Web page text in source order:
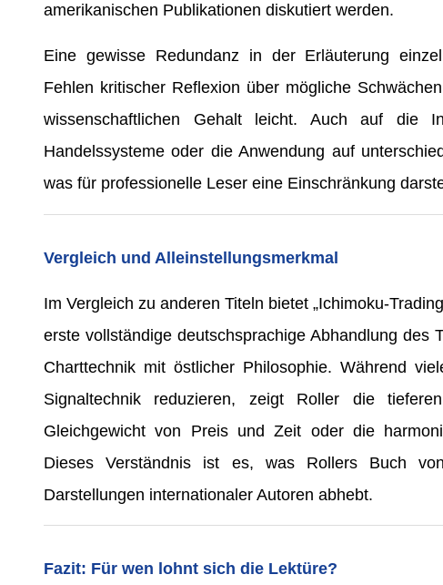
amerikanischen Publikationen diskutiert werden.
Eine gewisse Redundanz in der Erläuterung
Fehlen kritischer Reflexion über mögliche
wissenschaftlichen Gehalt leicht. Auch auf die
Handelssysteme oder die Anwendung auf
was für professionelle Leser eine Einschränkung
Vergleich und Alleinstellungsmerkmal
Im Vergleich zu anderen Titeln bietet „Ichimoku-
erste vollständige deutschsprachige Abhandlung des
Charttechnik mit östlicher Philosophie. Während
Signaltechnik reduzieren, zeigt Roller die
Gleichgewicht von Preis und Zeit oder die
Dieses Verständnis ist es, was Rollers Buch
Darstellungen internationaler Autoren abhebt.
Fazit: Für wen lohnt sich die Lektüre?